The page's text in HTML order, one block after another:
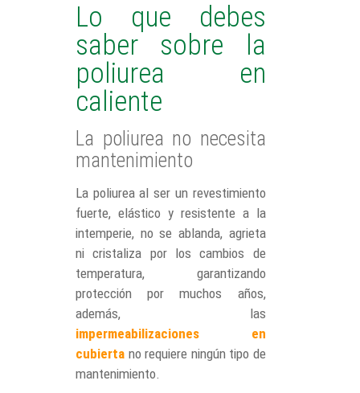
Lo que debes
saber sobre la
poliurea en
caliente
La poliurea no necesita
mantenimiento
La poliurea al ser un revestimiento
fuerte, elástico y resistente a la
intemperie, no se ablanda, agrieta
ni cristaliza por los cambios de
temperatura, garantizando
protección por muchos años,
además, las
impermeabilizaciones en
cubierta no requiere ningún tipo de
mantenimiento.